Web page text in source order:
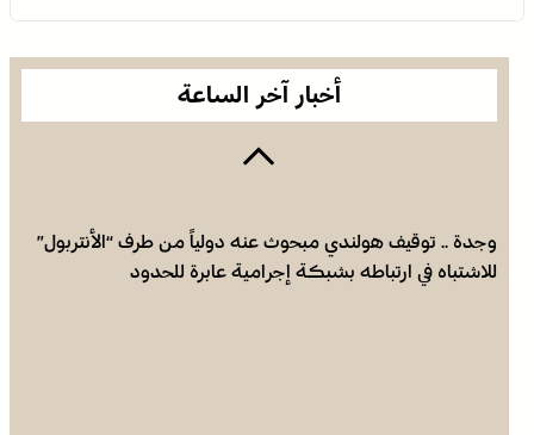
أخبار آخر الساعة
وجدة .. توقيف هولندي مبحوث عنه دولياً من طرف “الأنتربول”
للاشتباه في ارتباطه بشبكة إجرامية عابرة للحدود